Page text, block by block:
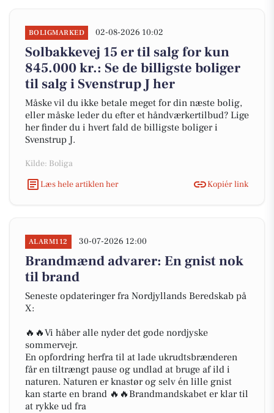
BOLIGMARKED 02-08-2026 10:02
Solbakkevej 15 er til salg for kun
845.000 kr.: Se de billigste boliger
til salg i Svenstrup J her
Måske vil du ikke betale meget for din næste bolig,
eller måske leder du efter et håndværkertilbud? Lige
her finder du i hvert fald de billigste boliger i
Svenstrup J.
Kilde: Boliga
Læs hele artiklen her
Kopiér link
ALARM112 30-07-2026 12:00
Brandmænd advarer: En gnist nok
til brand
Seneste opdateringer fra Nordjyllands Beredskab på
X:
🔥🔥Vi håber alle nyder det gode nordjyske
sommervejr.
En opfordring herfra til at lade ukrudtsbrænderen
får en tiltrængt pause og undlad at bruge af ild i
naturen. Naturen er knastør og selv én lille gnist
kan starte en brand 🔥🔥Brandmandskabet er klar til
at rykke ud fra